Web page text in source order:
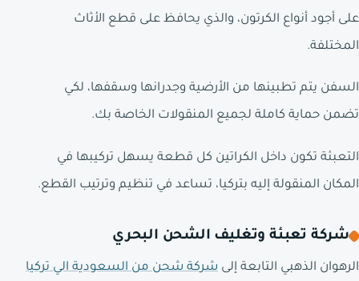
على أجود أنواع الكرتون، والذي يحافظ على قطع الأثاث
المختلفة.
السفن يتم تطبينها من الأرضية وجدرانها وسقفها، لكي
تضمن حماية كاملة لجميع المنقولات الخاصة بك.
التعبئة تكون داخل الكراتين كل قطعة يسهل تركيبها في
المكان المنقولة إليه بتركيا، تساعد في تنظيم وترتيب القطع.
شركة تعبئة وتغليف الشحن البحري
الرهوان الذهبي التابعة إلى شركة شحن من السعودية الي تركيا